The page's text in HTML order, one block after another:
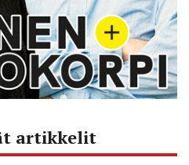
artikkelit